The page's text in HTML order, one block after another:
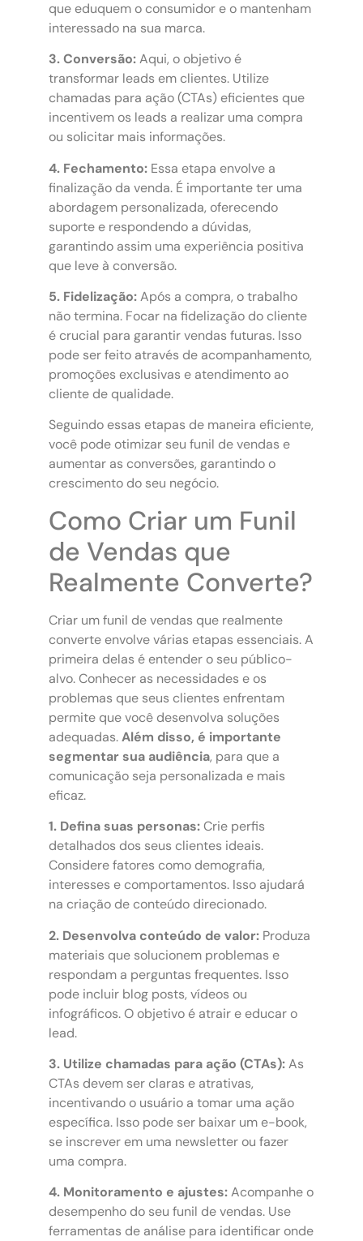
que eduquem o consumidor e o mantenham
interessado na sua marca.
3. Conversão:Aqui, o objetivo é
transformar leads em clientes. Utilize
chamadas para ação (CTAs) eficientes que
incentivem os leads a realizar uma compra
ou solicitar mais informações.
4. Fechamento: Essa etapa envolve a
finalização da venda. É importante ter uma
abordagem personalizada, oferecendo
suporte e respondendo a dúvidas,
garantindo assim uma experiência positiva
que leve à conversão.
5. Fidelização:Após a compra, o trabalho
não termina. Focar na fidelização do cliente
é crucial para garantir vendas futuras. Isso
pode ser feito através de acompanhamento,
promoções exclusivas e atendimento ao
cliente de qualidade.
Seguindo essas etapas de maneira eficiente,
você pode otimizar seu funil de vendas e
aumentar as conversões, garantindo o
crescimento do seu negócio.
Como Criar um Funil
de Vendas que
Realmente Converte?
Criar um funil de vendas que realmente
converte envolve várias etapas essenciais. A
primeira delas é entender o seu público-
alvo. Conhecer as necessidades e os
problemas que seus clientes enfrentam
permite que você desenvolva soluções
adequadas.Além disso, é importante
segmentar sua audiência, para que a
comunicação seja personalizada e mais
eficaz.
1. Defina suas personas:Crie perfis
detalhados dos seus clientes ideais.
Considere fatores como demografia,
interesses e comportamentos. Isso ajudará
na criação de conteúdo direcionado.
2. Desenvolva conteúdo de valor: Produza
materiais que solucionem problemas e
respondam a perguntas frequentes. Isso
pode incluir blog posts, vídeos ou
infográficos. O objetivo é atrair e educar o
lead.
3. Utilize chamadas para ação (CTAs):As
CTAs devem ser claras e atrativas,
incentivando o usuário a tomar uma ação
específica. Isso pode ser baixar um e-book,
se inscrever em uma newsletter ou fazer
uma compra.
4. Monitoramento e ajustes:Acompanhe o
desempenho do seu funil de vendas. Use
ferramentas de análise para identificar onde